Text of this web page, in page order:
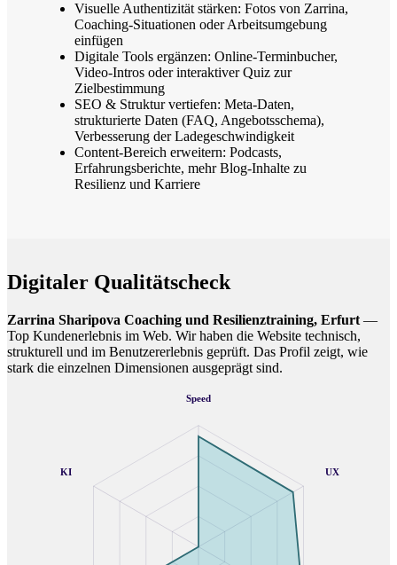
Visuelle Authentizität stärken: Fotos von Zarrina,
Coaching-Situationen oder Arbeitsumgebung
einfügen
Digitale Tools ergänzen: Online-Terminbucher,
Video-Intros oder interaktiver Quiz zur
Zielbestimmung
SEO & Struktur vertiefen: Meta-Daten,
strukturierte Daten (FAQ, Angebotsschema),
Verbesserung der Ladegeschwindigkeit
Content-Bereich erweitern: Podcasts,
Erfahrungsberichte, mehr Blog-Inhalte zu
Resilienz und Karriere
Digitaler Qualitätscheck
Zarrina Sharipova Coaching und Resilienztraining, Erfurt —
Top Kundenerlebnis im Web. Wir haben die Website technisch,
strukturell und im Benutzererlebnis geprüft. Das Profil zeigt, wie
stark die einzelnen Dimensionen ausgeprägt sind.
Speed
UX
KI